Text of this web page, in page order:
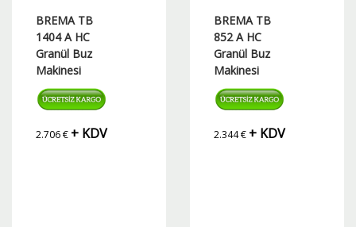
BREMA TB
1404 A HC
Granül Buz
Makinesi
2.706€ + KDV
BREMA TB
852 A HC
Granül Buz
Makinesi
2.344€ + KDV